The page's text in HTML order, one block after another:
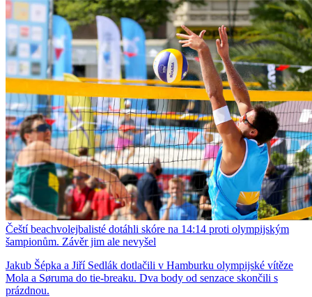
Čeští beachvolejbalisté dotáhli skóre na 14:14 proti olympijským
šampionům. Závěr jim ale nevyšel
Jakub Šépka a Jiří Sedlák dotlačili v Hamburku olympijské vítěze
Mola a Søruma do tie-breaku. Dva body od senzace skončili s
prázdnou.